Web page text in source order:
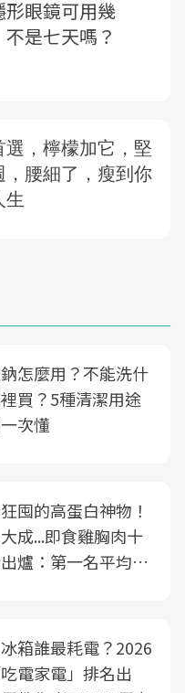
形眼鏡可用幾
是七天嗎？
怎麼用？不能洗什
買？5種清潔用途
次懂
囤的高蛋白神物！
成...即食雞胸肉十
爐：第一名平均一
箱誰最耗電？2026
電家電」排名出